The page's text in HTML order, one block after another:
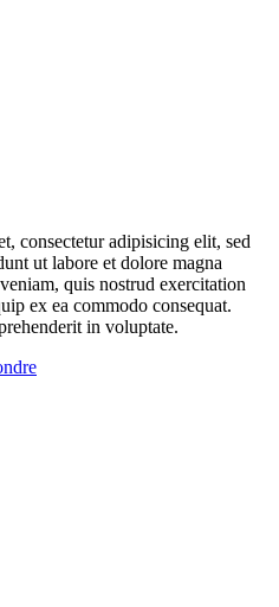
consectetur adipisicing elit, sed
ut labore et dolore magna
quis nostrud exercitation
ex ea commodo consequat.
in voluptate.